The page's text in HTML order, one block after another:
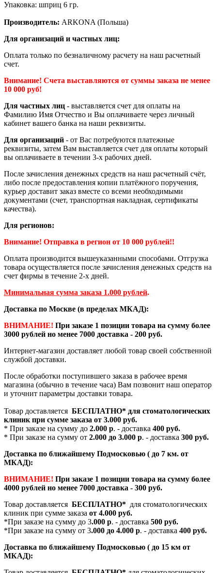
Упаковка: шприц 6 гр.
Производитель: ARKONA (Польша)
Для организаций и частных лиц:
Оплата только по безналичному расчету на наш расчетный
счет.
Внимание! Счета выставляются от суммы заказа не менее
10 000 руб!
Для частных лиц - выставляется счет для оплаты на
Фамилию Имя Отчество и Вы оплачиваете через личный
кабинет вашего банка на наши реквизиты.
Для организаций - от Вас потребуются платежные
реквизиты, затем Вам выставляется счет для оплаты который
вы оплачиваете в течении 3-х рабочих дней.
После зачисления денежных средств на наш расчетный счёт,
либо после предоставления копии платёжного поручения,
курьер доставит заказ вместе со всеми необходимыми
документами (счет, транспортная накладная, сертификаты
качества).
Для регионов:
Внимание! Отправка в регион от 10 000 рублей!!
Оплата производится вышеуказанными способами. Отгрузка
товара осуществляется после зачисления денежных средств на
счет фирмы в течение 2-х дней.
Минимальная сумма заказа 1.000 рублей.
Доставка по Москве (в пределах МКАД):
ВНИМАНИЕ! При заказе 1 позиции товара на сумму более
3000 рублей но менее 7000 доставка - 200 руб.
Интернет-магазин доставляет любой товар своей собственной
службой доставки.
После обработки поступившего заказа в рабочее время
магазина (обычно в течение часа) Вам позвонит наш оператор
и уточнит параметры доставки товара.
Товар доставляется БЕСПЛАТНО* для стоматологических
клиник при сумме заказа от 3.000 руб.
* При заказе на сумму до 2.000 р. - доставка 400 руб.
* При заказе на сумму от 2.000 до 3.000 р. - доставка 300 руб.
Доставка по ближайшему Подмосковью ( до 7 км. от
МКАД):
ВНИМАНИЕ! При заказе 1 позиции товара на сумму более
4000 рублей но менее 7000 доставка - 300 руб.
Товар доставляется БЕСПЛАТНО* для стоматологических
клиник при сумме заказа от 4.000 руб.
*При заказе на сумму до 3.000 р. - доставка 500 руб.
*При заказе на сумму от 3.000 до 4.000 р. - доставка 400 руб.
Доставка по ближайшему Подмосковью ( до 15 км от
МКАД):